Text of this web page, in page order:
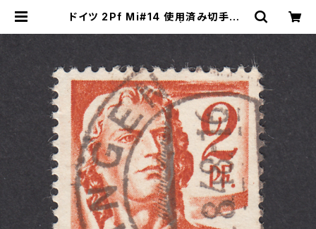
ドイツ 2Pf Mi#14 使用済み切手｜E
プのネットショップ | Young Stamp